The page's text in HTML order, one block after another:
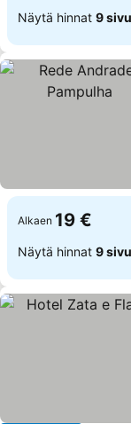
Näytä hinnat 9
Alkaen 19 €
Näytä hinnat 9